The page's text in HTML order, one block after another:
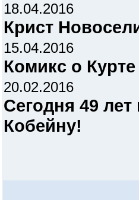
18.04.2016
Крист
15.04.2016
Комикс о
20.02.2016
Сегодня 49
Кобейну!